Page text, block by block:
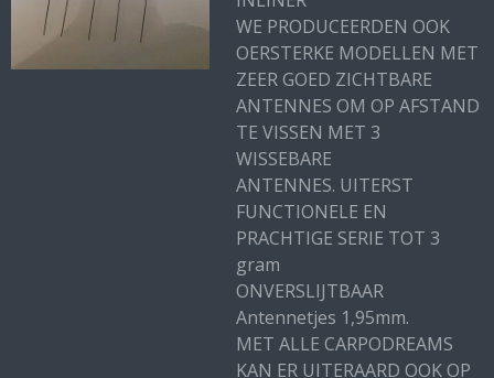
WE PRODUCEERDEN OOK
OERSTERKE MODELLEN MET
ZEER GOED ZICHTBARE
ANTENNES OM OP AFSTAND
TE VISSEN MET 3
WISSEBARE
ANTENNES. UITERST
FUNCTIONELE EN
PRACHTIGE SERIE TOT 3
gram
ONVERSLIJTBAAR
Antennetjes 1,95mm.
MET ALLE CARPODREAMS
KAN ER UITERAARD OOK OP